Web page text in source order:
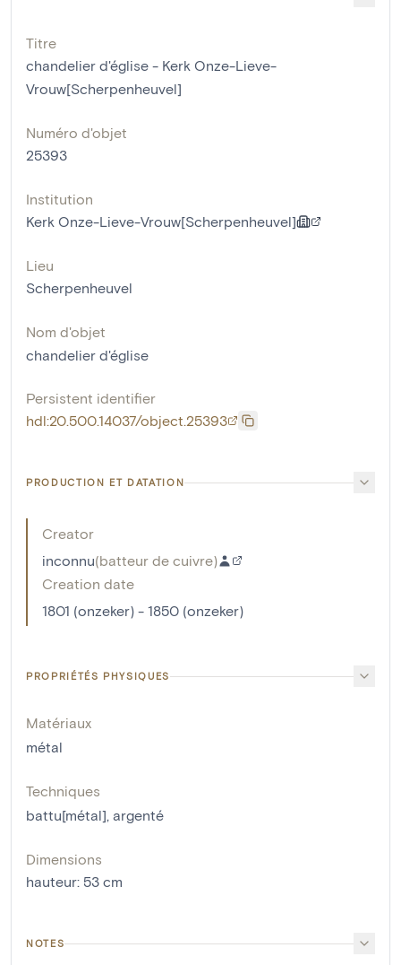
Titre
chandelier d'église - Kerk Onze-Lieve-
Vrouw[Scherpenheuvel]
Numéro d'objet
25393
Institution
Kerk Onze-Lieve-Vrouw[Scherpenheuvel]
Lieu
Scherpenheuvel
Nom d'objet
chandelier d'église
Persistent identifier
hdl:20.500.14037/object.25393
PRODUCTION ET DATATION
Creator
inconnu(batteur de cuivre)
Creation date
1801 (onzeker) - 1850 (onzeker)
PROPRIÉTÉS PHYSIQUES
Matériaux
métal
Techniques
battu[métal], argenté
Dimensions
hauteur: 53 cm
NOTES